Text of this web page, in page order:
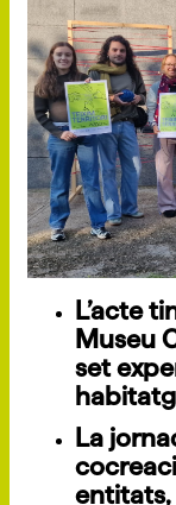
L’acte
Museu
set
La
entitats,